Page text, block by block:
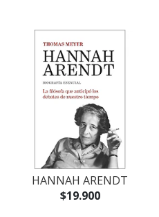
HANNAH ARENDT
$19.900